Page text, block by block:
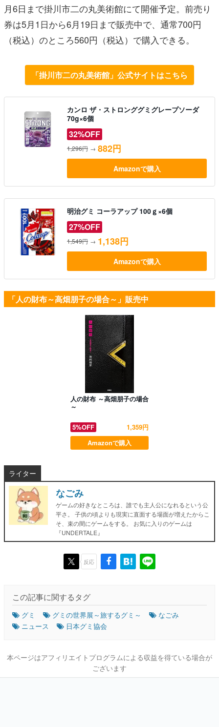
月6日まで掛川市二の丸美術館にて開催予定。前売り
券は5月1日から6月19日まで販売中で、通常700円
（税込）のところ560円（税込）で購入できる。
「掛川市二の丸美術館」公式サイトはこちら
カンロ ザ・ストロンググミグレープソーダ
70g×6個
32%OFF
1,296円 → 882円
Amazonで購入
明治グミ コーラアップ 100ｇ×6個
27%OFF
1,549円 → 1,138円
Amazonで購入
「人の財布～高畑朋子の場合～」販売中
人の財布 ～高畑朋子の場合
～
5%OFF
1,359円
Amazonで購入
ライター
なごみ
ゲームの好きなところは、誰でも主人公になれるという公
平さ。 子供の頃よりも現実に直面する場面が増えたからこ
そ、束の間にゲームをする。 お気に入りのゲームは
『UNDERTALE』
反応
この記事に関するタグ
グミ グミの世界展～旅するグミ～
なごみ
ニュース
日本グミ協会
本ページはアフィリエイトプログラムによる収益を得ている場合が
ございます